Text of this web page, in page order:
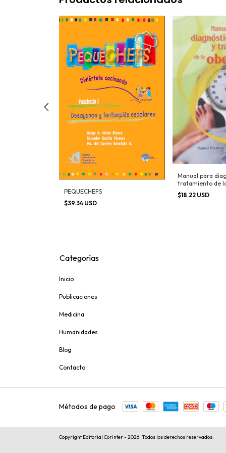
PEQUECHEFS
$39.34 USD
Manual para
tratamiento de
$18.22 USD
Categorías
Inicio
Publicaciones
Medicina
Humanidades
Blog
Contacto
Métodos de pago
Copyright Editorial Corinter - 2026. Todos los derechos reservados.